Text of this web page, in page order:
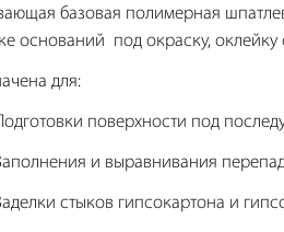
базовая полимерная
оснований под окраску,
для:
поверхности под
и выравнивания
стыков гипсокартона и